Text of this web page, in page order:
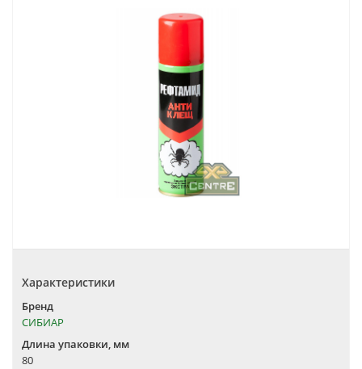
Характеристики
Бренд
СИБИАР
Длина упаковки, мм
80